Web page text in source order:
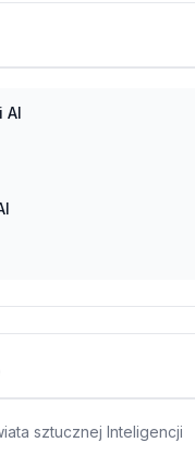
AI
sztucznej Inteligencji